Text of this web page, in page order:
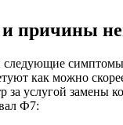
причины
следующие
как можно
за услугой замены
Ф7: